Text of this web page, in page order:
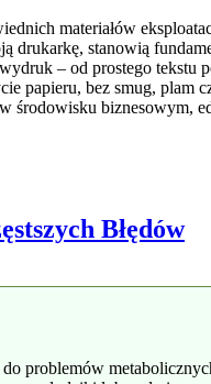
materiałów
stanowią
– od prostego tekstu
papieru, bez smug, plam
środowisku biznesowym,
Błędów
problemów